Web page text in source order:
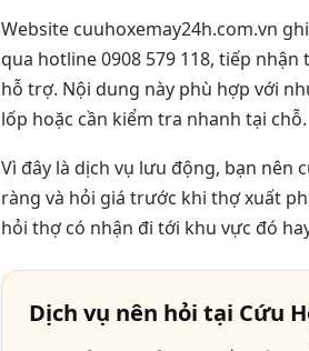
Website cuuhoxemay24h.com.vn
qua hotline 0908 579 118, tiếp
hỗ trợ. Nội dung này phù hợp với
lốp hoặc cần kiểm tra nhanh tại chỗ.
Vì đây là dịch vụ lưu động, bạn nên
ràng và hỏi giá trước khi thợ xuất
hỏi thợ có nhận đi tới khu vực đó
Dịch vụ nên hỏi tại Cứu